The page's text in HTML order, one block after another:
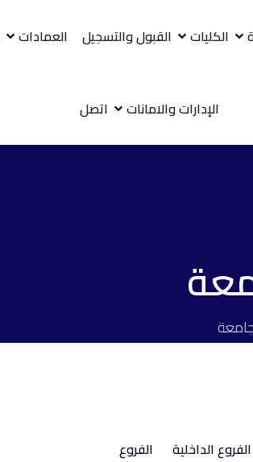
الكليات القبول والتسجيل العمادات
الإدارات والامانات اتصل
الفروع الداخلية الفروع